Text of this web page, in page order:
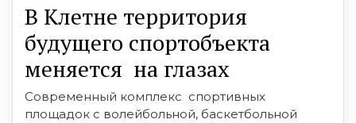
В Клетне территория
будущего спортобъекта
меняется на глазах
Современный комплекс спортивных
площадок с волейбольной, баскетбольной